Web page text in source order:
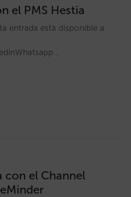
el PMS Hestia
entrada està disponible a
con el Channel